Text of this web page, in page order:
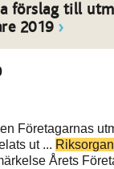
förslag till
2019
Företagarnas
ut ...
Årets